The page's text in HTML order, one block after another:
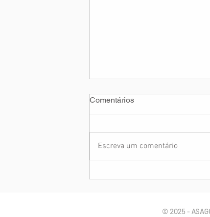
Comentários
Escreva um comentário
© 2025 -